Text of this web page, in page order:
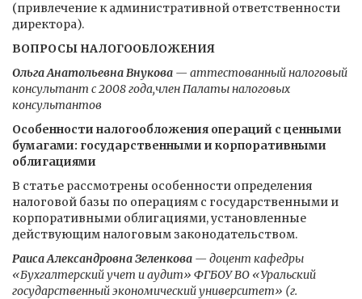
(привлечение к административной ответственности
директора).
ВОПРОСЫ НАЛОГООБЛОЖЕНИЯ
Ольга Анатольевна Внукова — аттестованный налоговый
консультант с 2008 года,член Палаты налоговых
консультантов
Особенности налогообложения операций с ценными
бумагами: государственными и корпоративными
облигациями
В статье рассмотрены особенности определения
налоговой базы по операциям с государственными и
корпоративными облигациями, установленные
действующим налоговым законодательством.
Раиса Александровна Зеленкова — доцент кафедры
«Бухгалтерский учет и аудит» ФГБОУ ВО «Уральский
государственный экономический университет» (г.